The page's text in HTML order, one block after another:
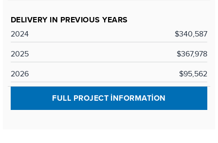
DELIVERY IN PREVIOUS YEARS
2024
$340,587
2025
$367,978
2026
$95,562
FULL PROJECT INFORMATION